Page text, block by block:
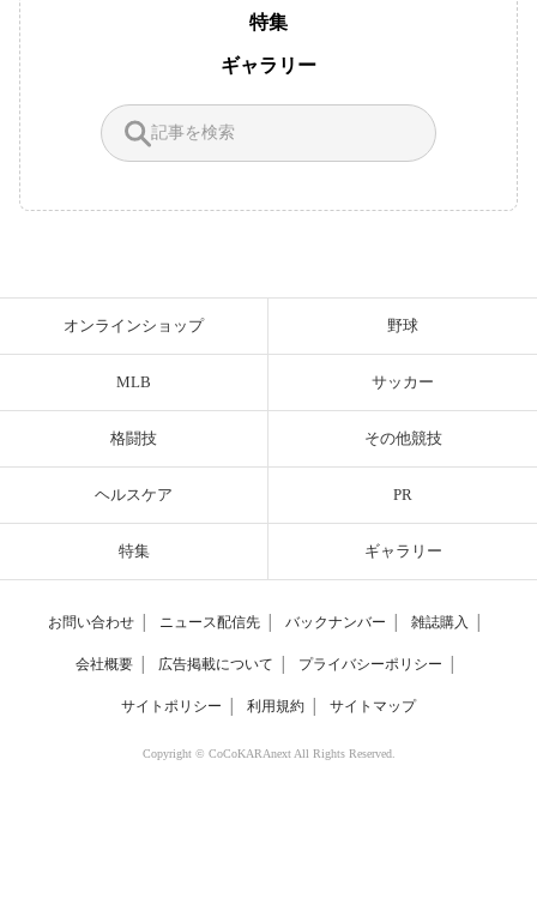
特集
ギャラリー
オンラインショップ 野球
MLB サッカー
格闘技 その他競技
ヘルスケア PR
特集 ギャラリー
お問い合わせ ニュース配信先 バックナンバー 雑誌購入
会社概要 広告掲載について プライバシーポリシー
サイトポリシー 利用規約 サイトマップ
Copyright © CoCoKARAnext All Rights Reserved.